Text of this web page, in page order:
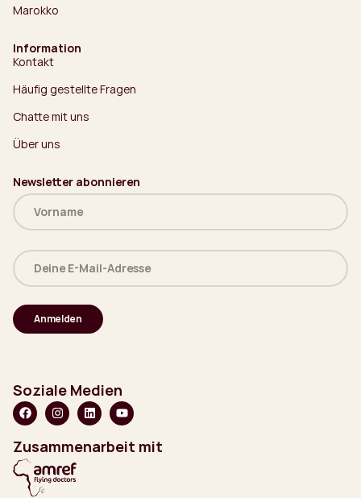
Marokko
Information
Kontakt
Häufig gestellte Fragen
Chatte mit uns
Über uns
Newsletter abonnieren
Name
(erforderlich)
Deine
E-
Mail-
(erforderlich)
Soziale Medien
Zusammenarbeit mit